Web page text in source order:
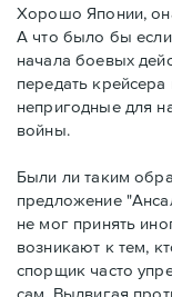
Хорошо Японии,
А что было бы если
начала боевых
передать
непригодные для
войны.
Были ли таким
предложение
не мог принять
возникают к тем,
спорщик часто
сам. Выдвигая